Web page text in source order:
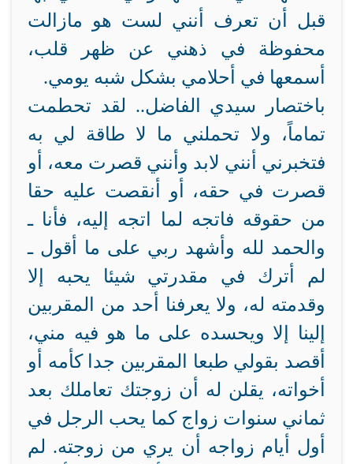
قبل أن تعرف أنني لست هو مازالت
محفوظة في ذهني عن ظهر قلب،
أسمعها في أحلامي بشكل شبه يومي.
باختصار سيدي الفاضل.. لقد تحطمت
تماماً، ولا تحملني ما لا طاقة لي به
فتخبرني أنني لابد وأنني قصرت معه، أو
قصرت في حقه، أو أنقصت عليه حقا
من حقوقه فاتجه لما اتجه إليه، فأنا ـ
والحمد لله وأشهد ربي على ما أقول ـ
لم أترك في مقدرتي شيئا يحبه إلا
وقدمته له، ولا يعرفنا أحد من المقربين
إلينا إلا ويحسده على ما هو فيه مني،
أقصد بقولي طبعا المقربين جدا كأمه أو
أخواته، يقلن له أن زوجتك تعاملك بعد
ثماني سنوات زواج كما يحب الرجل في
أول أيام زواجه أن يري من زوجته. لم